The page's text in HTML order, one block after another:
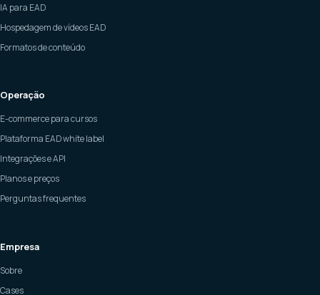
IA para EAD
Hospedagem de vídeos EAD
Formatos de conteúdo
Operação
E-commerce para cursos
Plataforma EAD white label
Integrações e API
Planos e preços
Perguntas frequentes
Empresa
Sobre
Cases